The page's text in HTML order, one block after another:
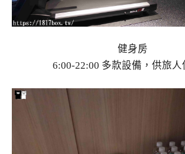
健身房
6:00-22:00 多款設備，供旅人